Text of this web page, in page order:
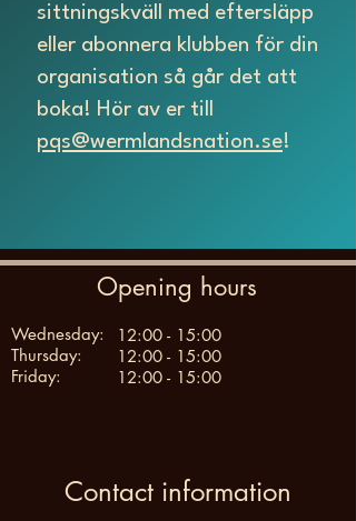
sittningskväll med eftersläpp
eller abonnera klubben för din
organisation så går det att
boka! Hör av er till
pqs@wermlandsnation.se!
12:00 - 15:00
12:00 - 15:00
12:00 - 15:00
Opening hours
Wednesday:
Thursday:
Friday:
Contact information